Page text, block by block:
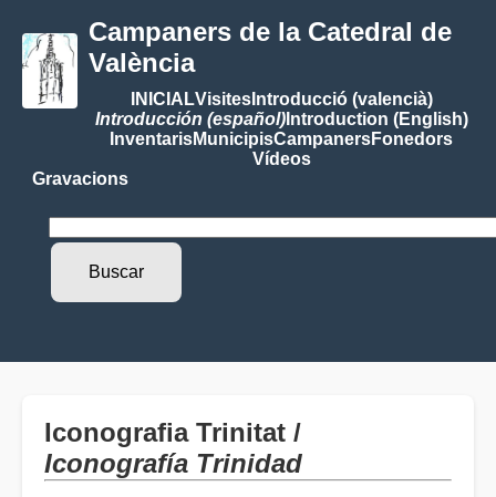
Campaners de la Catedral de
València
INICIALVisitesIntroducció (valencià)
Introducción (español)Introduction (English)
InventarisMunicipisCampanersFonedors
Vídeos
Gravacions
Iconografia Trinitat /
Iconografía Trinidad